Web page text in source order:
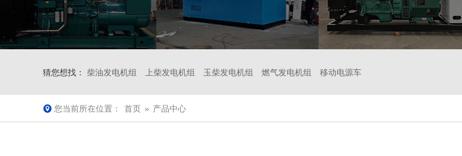
猜您想找： 柴油发电机组 上柴发电机组 玉柴发电机组 燃气发电机组 移动电源车
您当前所在位置： 首页 » 产品中心